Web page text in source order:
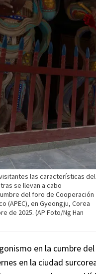
las características del
se llevan a cabo
del foro de Cooperación
(APEC), en Gyeongju, Corea
de 2025. (AP Foto/Ng Han
en la cumbre
en la ciudad